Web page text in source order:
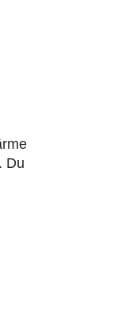
Du